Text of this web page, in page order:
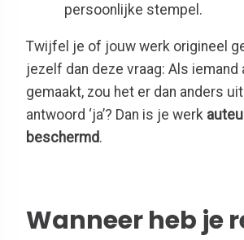
persoonlijke stempel.
Twijfel je of jouw werk origineel
jezelf dan deze vraag: Als iemand
gemaakt, zou het er dan anders
antwoord ‘ja’? Dan is je werk
beschermd.
Wanneer heb je